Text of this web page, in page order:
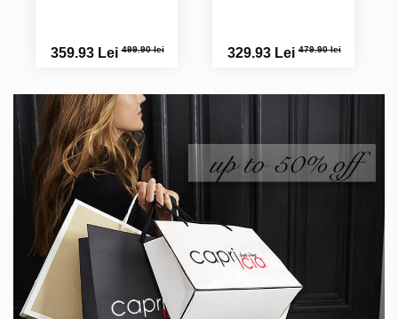
359.93 Lei499.90 lei 329.93 Lei479.90 lei